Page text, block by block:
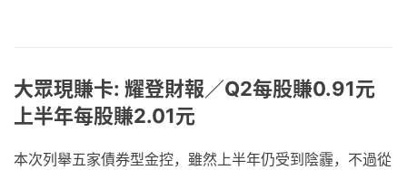
大眾現賺卡: 耀登財報／Q2每股賺0.91元
上半年每股賺2.01元
本次列舉五家債券型金控，雖然上半年仍受到陰霾，不過從